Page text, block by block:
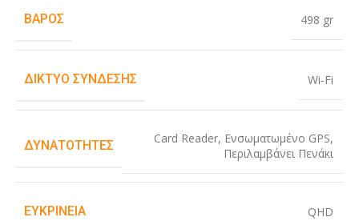
ΒΆΡΟΣ 498 gr
ΔΊΚΤΥΟ ΣΎΝΔΕΣΗΣ Wi-Fi
ΔΥΝΑΤΌΤΗΤΕΣ Card Reader, Ενσωματωμένο GPS,
Περιλαμβάνει Πενάκι
ΕΥΚΡΊΝΕΙΑ QHD